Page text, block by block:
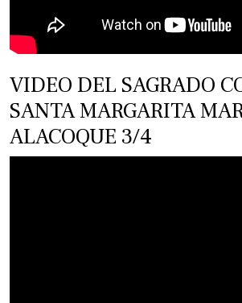
VIDEO DEL SAGRADO
SANTA MARGARITA
ALACOQUE 3/4